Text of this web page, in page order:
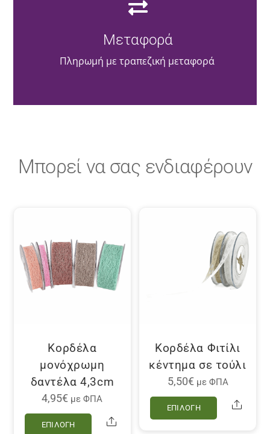
Μεταφορά
Πληρωμή με τραπεζική μεταφορά
Μπορεί να σας ενδιαφέρουν
Κορδέλα
μονόχρωμη
δαντέλα 4,3cm
4,95€ με ΦΠΑ
ΕΠΙΛΟΓΉ
Αυτό
Share
Κορδέλα Φιτίλι
κέντημα σε τούλι
5,50€ με ΦΠΑ
ΕΠΙΛΟΓΉ
Αυτό
Share